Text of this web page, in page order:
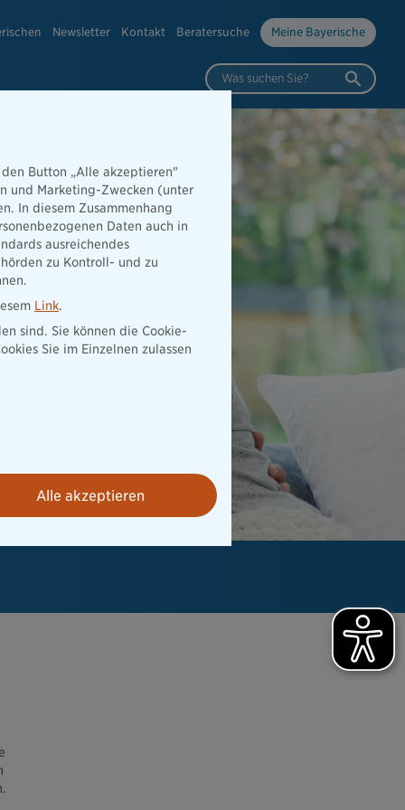
Newsletter Kontakt Beratersuche Meine Bayerische
Was suchen Sie?
Button „Alle akzeptieren"
und Marketing-Zwecken (unter
In diesem Zusammenhang
Daten auch in
ausreichendes
zu Kontroll- und zu
Link.
sind. Sie können die Cookie-
Sie im Einzelnen zulassen
Alle akzeptieren